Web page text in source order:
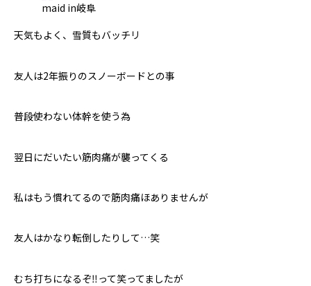
maid in岐阜
天気もよく、雪質もバッチリ
友人は2年振りのスノーボードとの事
普段使わない体幹を使う為
翌日にだいたい筋肉痛が襲ってくる
私はもう慣れてるので筋肉痛ほありませんが
友人はかなり転倒したりして…笑
むち打ちになるぞ‼︎って笑ってましたが